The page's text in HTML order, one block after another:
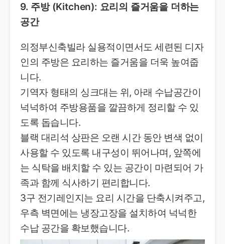
9. 주방 (Kitchen): 요리의 즐거움을 더하는
공간
의정부신축빌라 실용적이면서도 세련된 디자
인의 주방은 요리하는 즐거움을 더욱 높여줍
니다.
기역자 형태의 싱크대는 위, 아래 수납공간이
넉넉하여 주방용품을 깔끔하게 정리할 수 있
도록 돕습니다.
블랙 대리석 상판은 오랜 시간 동안 변색 없이
사용할 수 있도록 내구성이 뛰어나며, 앞쪽에
는 식탁을 배치할 수 있는 공간이 마련되어 가
족과 함께 식사하기 편리합니다.
3구 전기레인지는 요리 시간을 단축시켜주고,
우측 벽면에는 냉장고장을 설치하여 넉넉한
수납 공간을 확보했습니다.